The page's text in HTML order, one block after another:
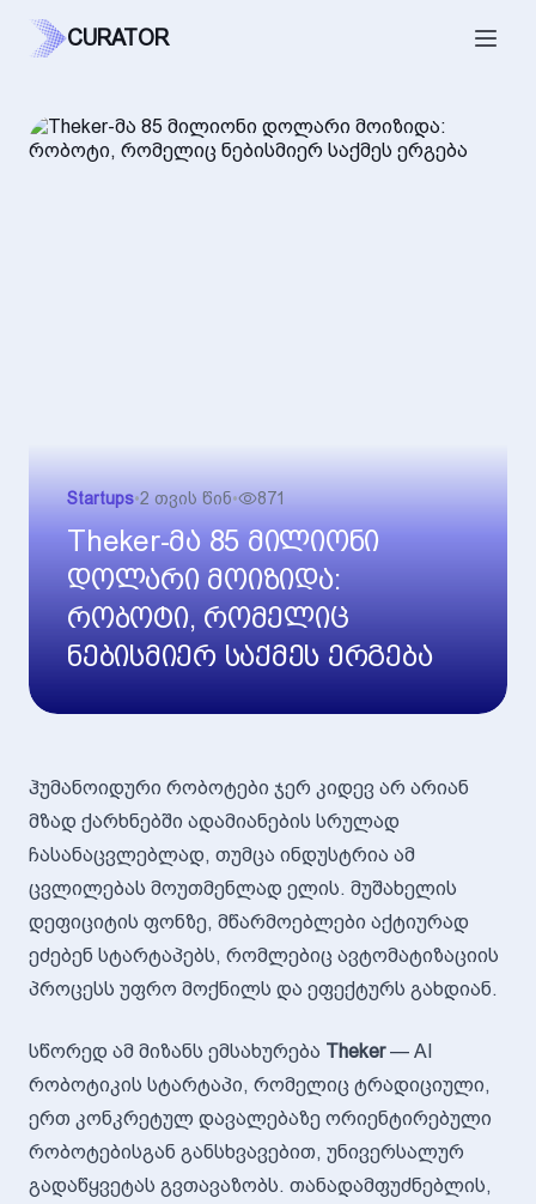
CURATOR
Startups•2 თვის წინ• 871
Theker-მა 85 მილიონი
დოლარი მოიზიდა:
რობოტი, რომელიც
ნებისმიერ საქმეს ერგება
ჰუმანოიდური რობოტები ჯერ კიდევ არ არიან
მზად ქარხნებში ადამიანების სრულად
ჩასანაცვლებლად, თუმცა ინდუსტრია ამ
ცვლილებას მოუთმენლად ელის. მუშახელის
დეფიციტის ფონზე, მწარმოებლები აქტიურად
ეძებენ სტარტაპებს, რომლებიც ავტომატიზაციის
პროცესს უფრო მოქნილს და ეფექტურს გახდიან.
სწორედ ამ მიზანს ემსახურება Theker— AI
რობოტიკის სტარტაპი, რომელიც ტრადიციული,
ერთ კონკრეტულ დავალებაზე ორიენტირებული
რობოტებისგან განსხვავებით, უნივერსალურ
გადაწყვეტას გვთავაზობს. თანადამფუძნებლის,